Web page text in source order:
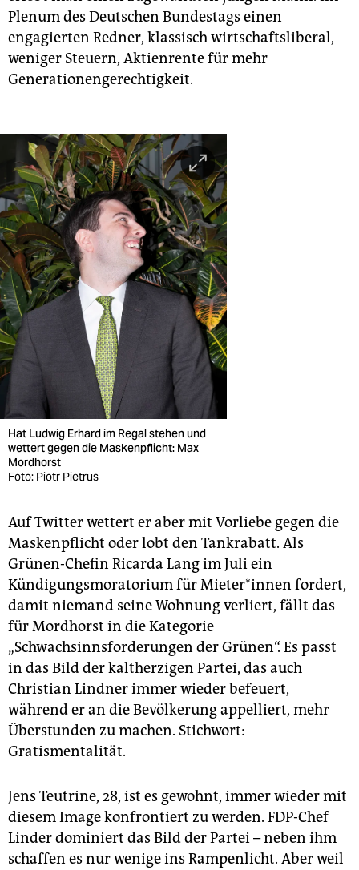
Plenum des Deutschen Bundestags einen
engagierten Redner, klassisch wirtschaftsliberal,
weniger Steuern, Aktienrente für mehr
Generationengerechtigkeit.
Hat Ludwig Erhard im Regal stehen und
wettert gegen die Maskenpflicht: Max
Mordhorst
Foto: Piotr Pietrus
Auf Twitter wettert er aber mit Vorliebe gegen die
Maskenpflicht oder lobt den Tankrabatt. Als
Grünen-Chefin Ricarda Lang im Juli ein
Kündigungsmoratorium für Mie­te­r*in­nen fordert,
damit niemand seine Wohnung verliert, fällt das
für Mordhorst in die Kategorie
„Schwachsinnsforderungen der Grünen“. Es passt
in das Bild der kaltherzigen Partei, das auch
Christian Lindner immer wieder befeuert,
während er an die Bevölkerung appelliert, mehr
Überstunden zu machen. Stichwort:
Gratismentalität.
Jens Teutrine, 28, ist es gewohnt, immer wieder mit
diesem Image konfrontiert zu werden. FDP-Chef
Linder dominiert das Bild der Partei – neben ihm
schaffen es nur wenige ins Rampenlicht. Aber weil